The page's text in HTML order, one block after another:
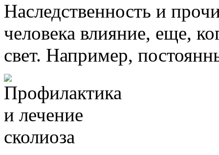
Наследственность и
человека влияние, еще,
свет. Например,